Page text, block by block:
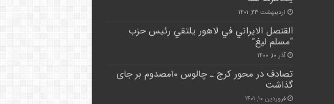
اردیبهشت ۲۳, ۱۴۰۱
القنصل الايراني في لاهور يلتقي رئيس حزب
“مسلم ليغ”
آذر ۱۰, ۱۴۰۰
تصادف در محور کرج ـ چالوس ۱۰مصدوم بر جای
گذاشت
فروردین ۱۰, ۱۴۰۱